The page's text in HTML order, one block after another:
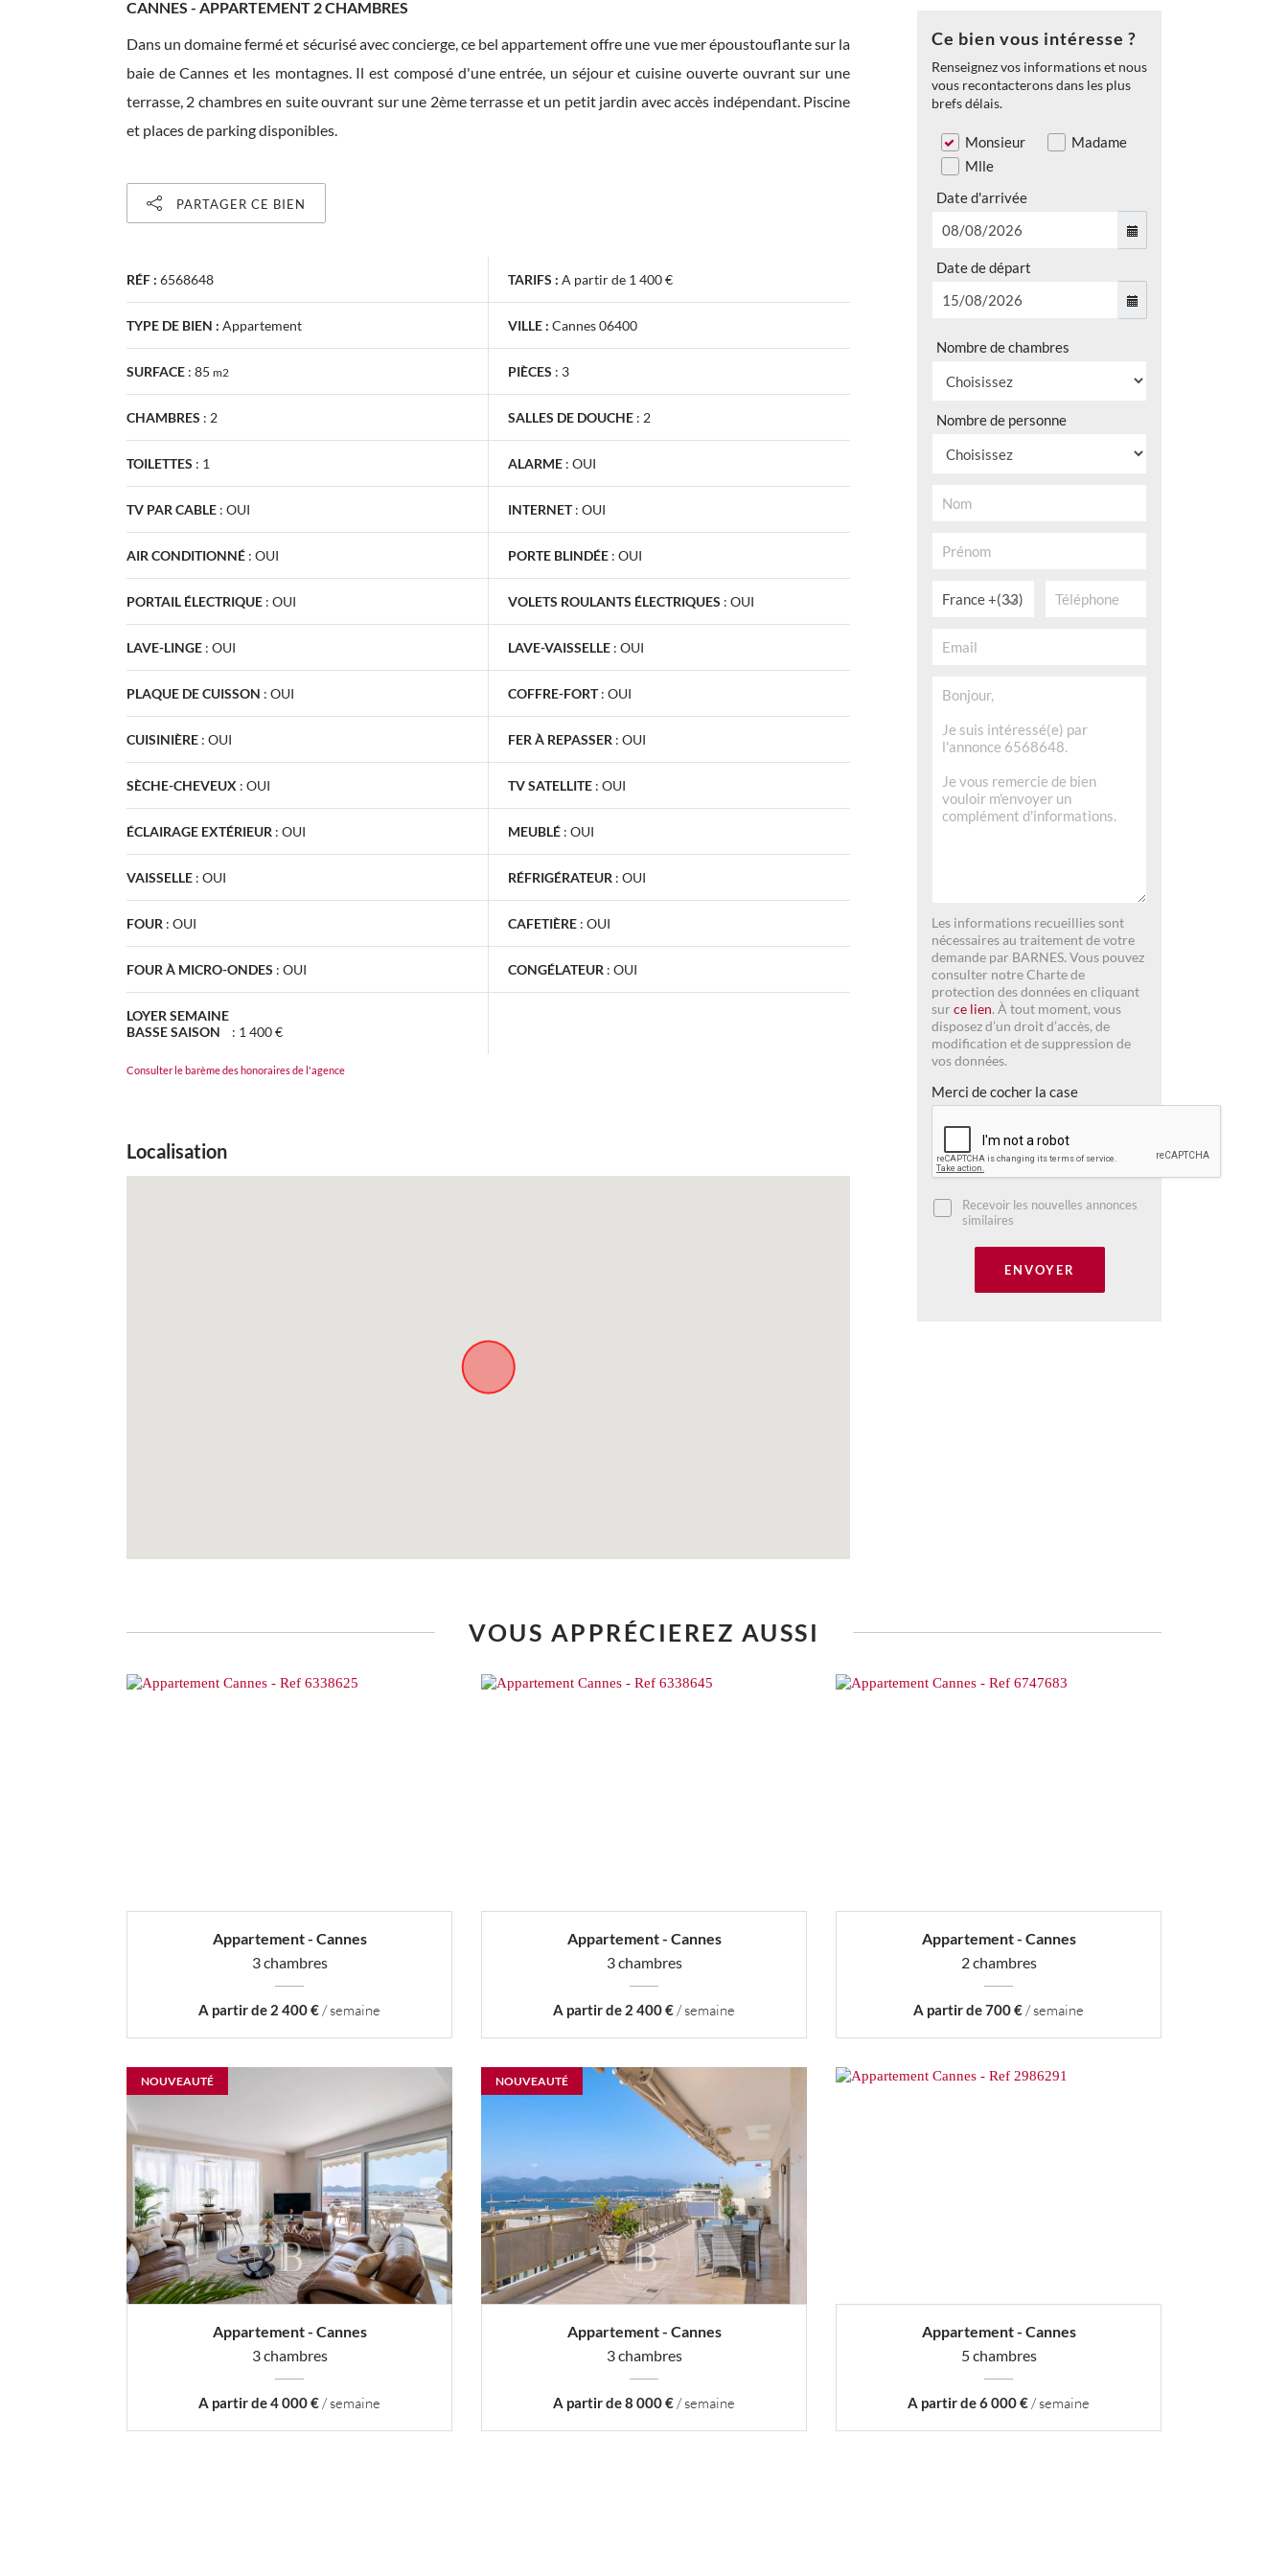
CANNES - APPARTEMENT 2 CHAMBRES
Dans un domaine fermé et sécurisé avec concierge, ce bel appartement offre une vue mer époustouflante sur la
baie de Cannes et les montagnes. Il est composé d'une entrée, un séjour et cuisine ouverte ouvrant sur une
terrasse, 2 chambres en suite ouvrant sur une 2ème terrasse et un petit jardin avec accès indépendant. Piscine
et places de parking disponibles.
PARTAGER CE BIEN
RÉF : 6568648 TARIFS : A partir de 1 400 €
TYPE DE BIEN : Appartement VILLE : Cannes 06400
SURFACE : 85 m2 PIÈCES : 3
CHAMBRES : 2 SALLES DE DOUCHE : 2
TOILETTES : 1 ALARME : OUI
TV PAR CABLE : OUI INTERNET: OUI
AIR CONDITIONNÉ : OUI PORTE BLINDÉE : OUI
PORTAIL ÉLECTRIQUE : OUI VOLETS ROULANTS ÉLECTRIQUES : OUI
LAVE-LINGE : OUI LAVE-VAISSELLE : OUI
PLAQUE DE CUISSON : OUI COFFRE-FORT: OUI
CUISINIÈRE : OUI FER À REPASSER : OUI
SÈCHE-CHEVEUX : OUI TV SATELLITE : OUI
ÉCLAIRAGE EXTÉRIEUR : OUI MEUBLÉ : OUI
VAISSELLE : OUI RÉFRIGÉRATEUR : OUI
FOUR : OUI CAFETIÈRE : OUI
FOUR À MICRO-ONDES : OUI CONGÉLATEUR : OUI
LOYER SEMAINE
BASSE SAISON
: 1 400 €
Consulter le barème des honoraires de l'agence
Localisation
Ce bien vous intéresse ?
Renseignez vos informations et nous
vous recontacterons dans les plus
brefs délais.
Monsieur
Madame
Mlle
Date d'arrivée
Date de départ
Nombre de chambres
Nombre de personne
France +(33)
Les informations recueillies sont
nécessaires au traitement de votre
demande par BARNES. Vous pouvez
consulter notre Charte de
protection des données en cliquant
sur ce lien. À tout moment, vous
disposez d’un droit d’accès, de
modification et de suppression de
vos données.
Merci de cocher la case
Recevoir les nouvelles annonces
similaires
VOUS APPRÉCIEREZ AUSSI
Appartement - Cannes
3 chambres
A partir de 2 400 €/ semaine
Appartement - Cannes
3 chambres
A partir de 2 400 €/ semaine
Appartement - Cannes
2 chambres
A partir de 700 €/ semaine
NOUVEAUTÉ
Appartement - Cannes
3 chambres
A partir de 4 000 €/ semaine
NOUVEAUTÉ
Appartement - Cannes
3 chambres
A partir de 8 000 €/ semaine
Appartement - Cannes
5 chambres
A partir de 6 000 €/ semaine